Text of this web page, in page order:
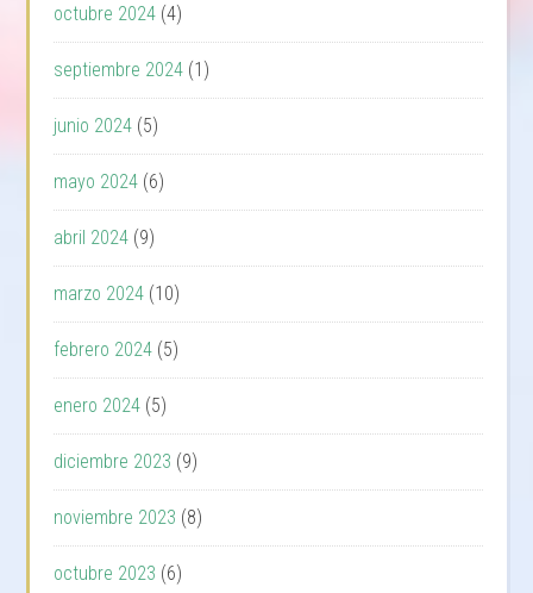
octubre 2024 (4)
septiembre 2024 (1)
junio 2024 (5)
mayo 2024 (6)
abril 2024 (9)
marzo 2024 (10)
febrero 2024 (5)
enero 2024 (5)
diciembre 2023 (9)
noviembre 2023 (8)
octubre 2023 (6)